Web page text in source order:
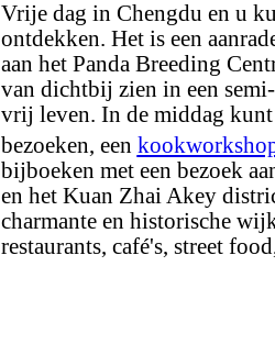
Vrije dag in Chengdu en u
ontdekken. Het is een
aan het Panda Breeding
van dichtbij zien in een
vrij leven. In de middag
bezoeken, een
bijboeken met een bezoek
en het Kuan Zhai Akey
charmante en historische
restaurants, café's, street